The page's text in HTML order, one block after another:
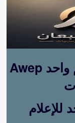
Awep جميع الحقوق محفوظة عالم واحد